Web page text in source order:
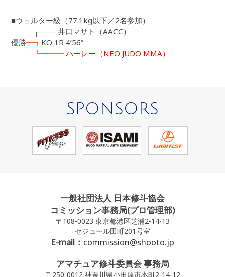
■ウェルター級（77.1kg以下／2名参加）
┌─── 井口マサト（AACC）
優勝━┓ KO 1R 4’56”
┗━━━ ハーレー（NEO JUDO MMA）
SPONSORS
一般社団法人 日本修斗協会
コミッション事務局(プロ管理部)
〒108-0023 東京都港区芝浦2-14-13
セジュール田町201号室
E-mail： commission@shooto.jp
アマチュア修斗委員会 事務局
〒250-0012 神奈川県小田原市本町2-14-12